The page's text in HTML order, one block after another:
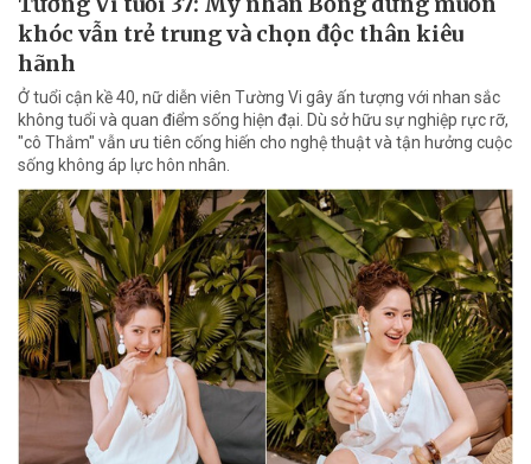
khóc vẫn trẻ trung và chọn độc thân kiêu
hãnh
Ở tuổi cận kề 40, nữ diễn viên Tường Vi gây ấn tượng với nhan sắc
không tuổi và quan điểm sống hiện đại. Dù sở hữu sự nghiệp rực rỡ,
"cô Thắm" vẫn ưu tiên cống hiến cho nghệ thuật và tận hưởng cuộc
sống không áp lực hôn nhân.